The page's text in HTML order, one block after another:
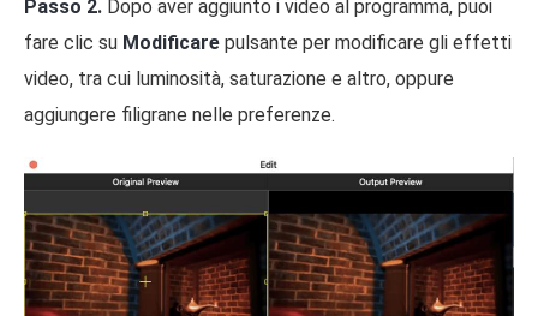
Passo 2. Dopo aver aggiunto i video al programma, puoi
fare clic su Modificare pulsante per modificare gli effetti
video, tra cui luminosità, saturazione e altro, oppure
aggiungere filigrane nelle preferenze.